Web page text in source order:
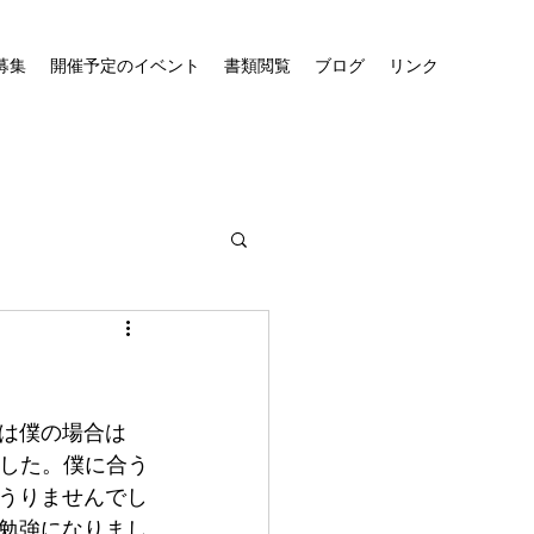
集 開催予定のイベント 書類閲覧 ブログ リンク
僕の場合は
た。僕に合う
りませんでし